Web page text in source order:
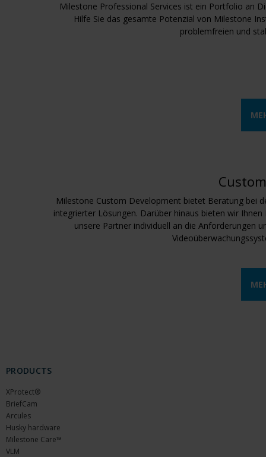
Milestone Professional Services ist ein Portfolio an
Hilfe Sie das gesamte Potenzial von Milestone
problemfreien und
Milestone Custom Development bietet Beratung bei
integrierter Lösungen. Darüber hinaus bieten wir
unsere Partner individuell an die Anforderungen
PRODUCTS
XProtect®
BriefCam
Arcules
Husky hardware
Milestone Care™
VLM